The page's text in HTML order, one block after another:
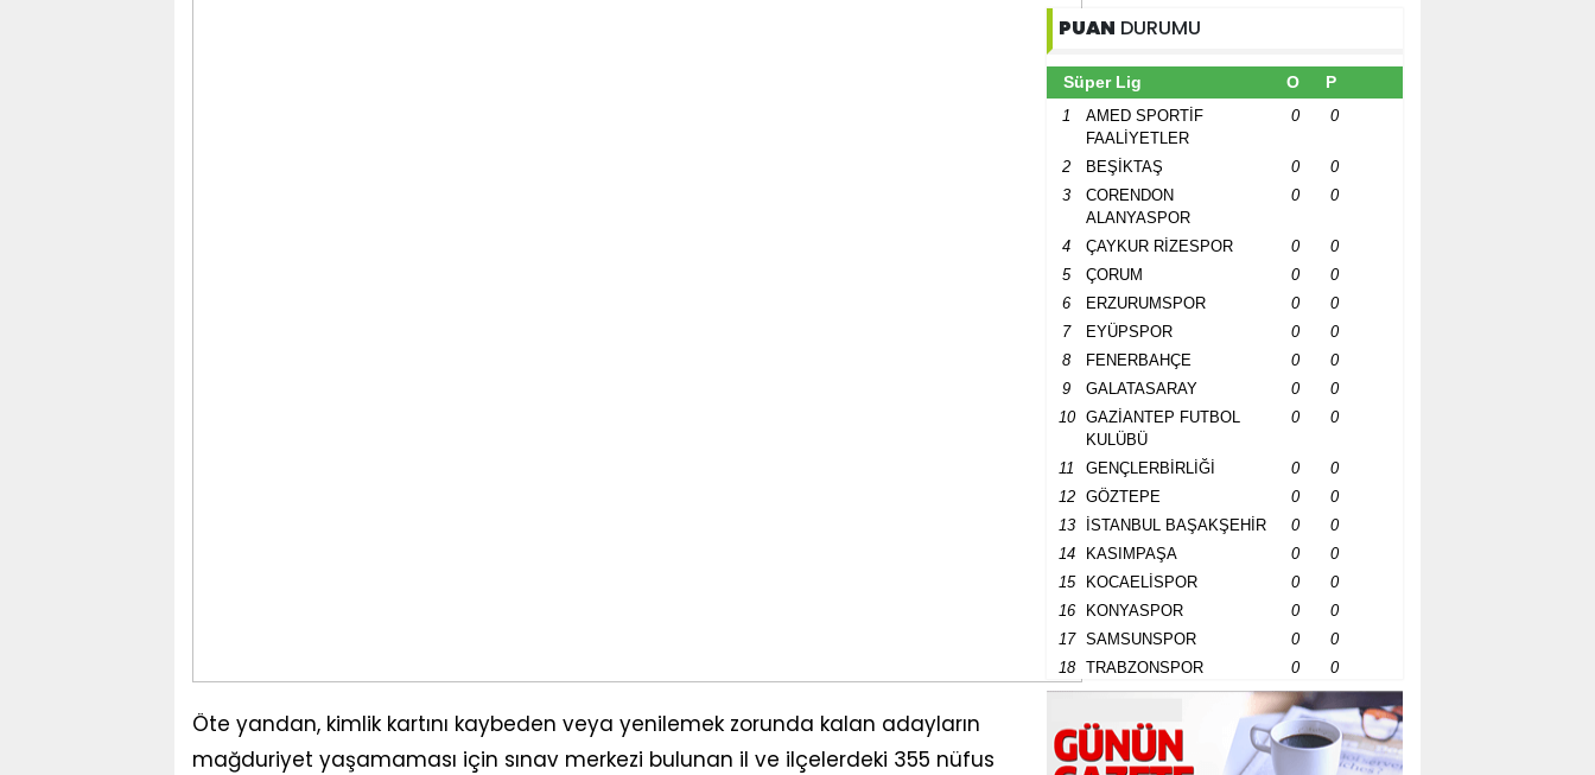
Öte yandan, kimlik kartını kaybeden veya yenilemek zorunda kalan adayların
mağduriyet yaşamaması için sınav merkezi bulunan il ve ilçelerdeki 355 nüfus
PUAN DURUMU
Süper Lig O P
1
AMED SPORTİF
FAALİYETLER
0 0
2 BEŞİKTAŞ 0
0
3
CORENDON
ALANYASPOR
0 0
4 ÇAYKUR RİZESPOR 0
0
5
ÇORUM 0
0
6
ERZURUMSPOR 0
0
7
EYÜPSPOR 0
0
8
FENERBAHÇE 0
0
9
GALATASARAY 0
0
10
GAZİANTEP FUTBOL
KULÜBÜ
0 0
11 GENÇLERBİRLİĞİ 0
0
12
GÖZTEPE 0
0
13
İSTANBUL BAŞAKŞEHİR 0
0
14
KASIMPAŞA 0
0
15
KOCAELİSPOR 0
0
16
KONYASPOR 0
0
17
SAMSUNSPOR 0
0
18
TRABZONSPOR 0 0